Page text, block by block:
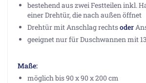
bestehend aus zwei Festteilen inkl.
einer Drehtür, die nach außen öffnet
Drehtür mit Anschlag rechtsoder
geeignet nur für Duschwannen mit
Maße:
möglich bis 90 x 90 x 200 cm